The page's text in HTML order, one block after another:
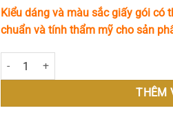
Kiểu dáng và màu sắc giấy gói có
chuẩn và tính thẩm mỹ cho sản
Mint Whisper số lượng
THÊM